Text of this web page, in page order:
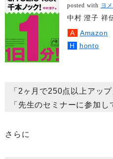
posted with ヨ
中村 澄子 祥
Amazon
honto
「2ヶ月で250点以上アップ
「先生のセミナーに参加し
さらに